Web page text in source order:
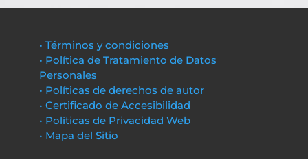
• Términos y condiciones
• Política de Tratamiento de Datos
Personales
• Políticas de derechos de autor
• Certificado de Accesibilidad
• Políticas de Privacidad Web
• Mapa del Sitio